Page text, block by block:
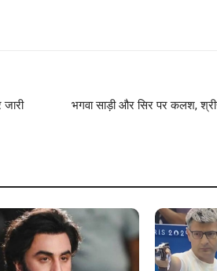
भगवा साड़ी और सिर पर कलश,